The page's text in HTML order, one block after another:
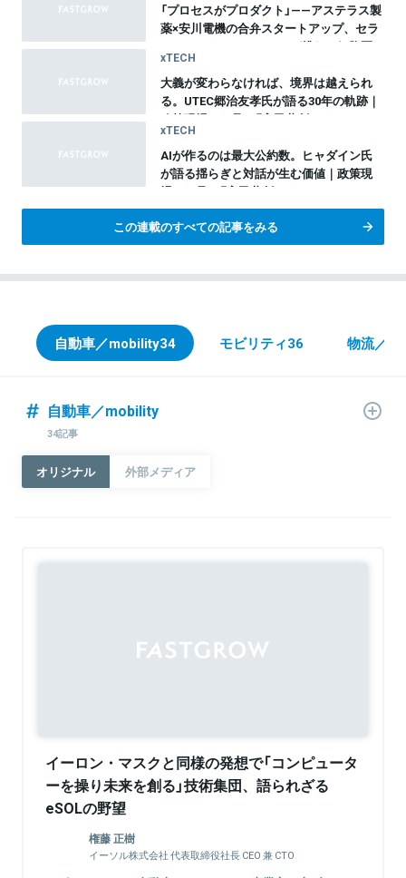
「プロセスがプロダクト」——アステラス製
薬×安川電機の合弁スタートアップ、セラ
ファ・バイオサイエンスが挑む、細胞医
療20年間のものづくり革命
xTECH
大義が変わらなければ、境界は越えられ
る。UTEC郷治友孝氏が語る30年の軌跡｜
政策現場から見る『官民共創のイノベーシ
ョン』vol.10
xTECH
AIが作るのは最大公約数。ヒャダイン氏
が語る揺らぎと対話が生む価値｜政策現
場から見る『官民共創のイノベーション』
総集編
この連載のすべての記事をみる
自動車／mobility34 モビリティ36 物流／
自動車／mobility
34記事
オリジナル 外部メディア
イーロン・マスクと同様の発想で「コンピュータ
ーを操り未来を創る」技術集団、語られざる
eSOLの野望
権藤 正樹
イーソル株式会社 代表取締役社長 CEO 兼 CTO